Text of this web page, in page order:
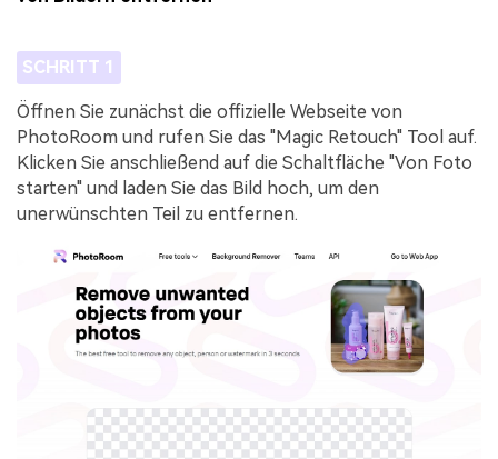
SCHRITT 1
Öffnen Sie zunächst die offizielle Webseite von
PhotoRoom und rufen Sie das "Magic Retouch" Tool auf.
Klicken Sie anschließend auf die Schaltfläche "Von Foto
starten" und laden Sie das Bild hoch, um den
unerwünschten Teil zu entfernen.